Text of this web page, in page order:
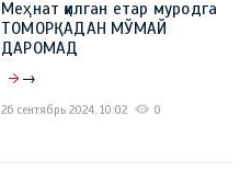
Меҳнат қилган етар муродга
ТОМОРҚАДАН МЎМАЙ
ДАРОМАД
→
26 сентябрь 2024, 10:02 0